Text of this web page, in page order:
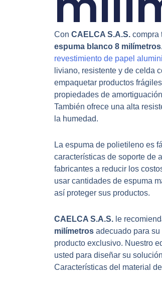
Con CAELCA S.A.S.compra
espuma blanco 8 milímetros
revestimiento de papel
liviano, resistente y de celda
empaquetar productos
propiedades de
También ofrece una alta
la humedad.
La espuma de polietileno es
características de soporte de
fabricantes a reducir los
usar cantidades de espuma
así proteger sus productos.
CAELCA S.A.S.le
milímetrosadecuado para su
producto exclusivo. Nuestro
usted para diseñar su
Características del material